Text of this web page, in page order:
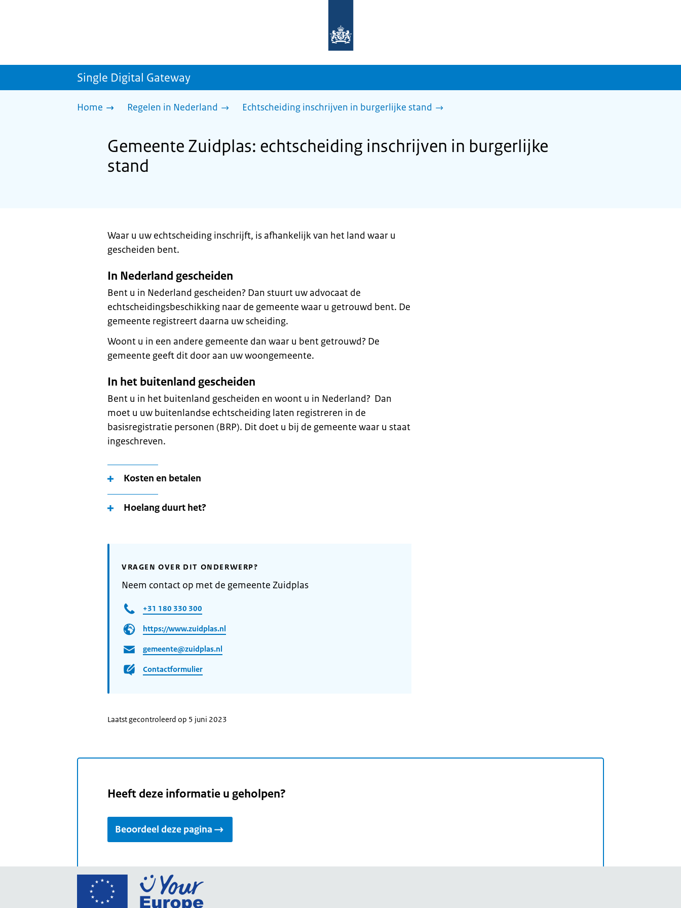
homepage
sdg.rijksoverheid.nl
Single Digital Gateway
Home Regelen in Nederland Echtscheiding inschrijven in burgerlijke stand
Gemeente Zuidplas: echtscheiding inschrijven in burgerlijke
stand
Waar u uw echtscheiding inschrijft, is afhankelijk van het land waar u
gescheiden bent.
In Nederland gescheiden
Bent u in Nederland gescheiden? Dan stuurt uw advocaat de
echtscheidingsbeschikking naar de gemeente waar u getrouwd bent. De
gemeente registreert daarna uw scheiding.
Woont u in een andere gemeente dan waar u bent getrouwd? De
gemeente geeft dit door aan uw woongemeente.
In het buitenland gescheiden
Bent u in het buitenland gescheiden en woont u in Nederland? Dan
moet u uw buitenlandse echtscheiding laten registreren in de
basisregistratie personen (BRP). Dit doet u bij de gemeente waar u staat
ingeschreven.
Kosten en betalen
Hoelang duurt het?
VRAGEN OVER DIT ONDERWERP?
Neem contact op met de gemeente Zuidplas
+31 180 330 300
https://www.zuidplas.nl
gemeente@zuidplas.nl
Contactformulier
Laatst gecontroleerd op 5 juni 2023
Heeft deze informatie u geholpen?
Beoordeel deze pagina
Ga